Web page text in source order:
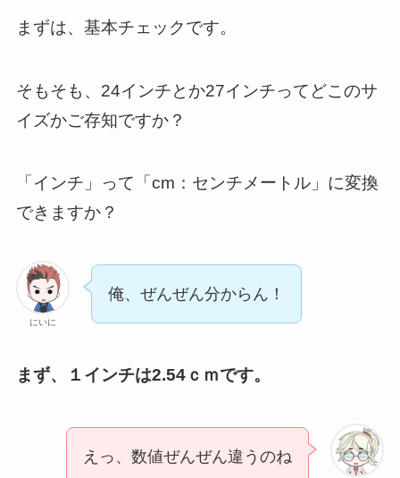
まずは、基本チェックです。
そもそも、24インチとか27インチってどこのサ
イズかご存知ですか？
「インチ」って「cm：センチメートル」に変換
できますか？
にいに
俺、ぜんぜん分からん！
まず、１インチは2.54ｃｍです。
えっ、数値ぜんぜん違うのね